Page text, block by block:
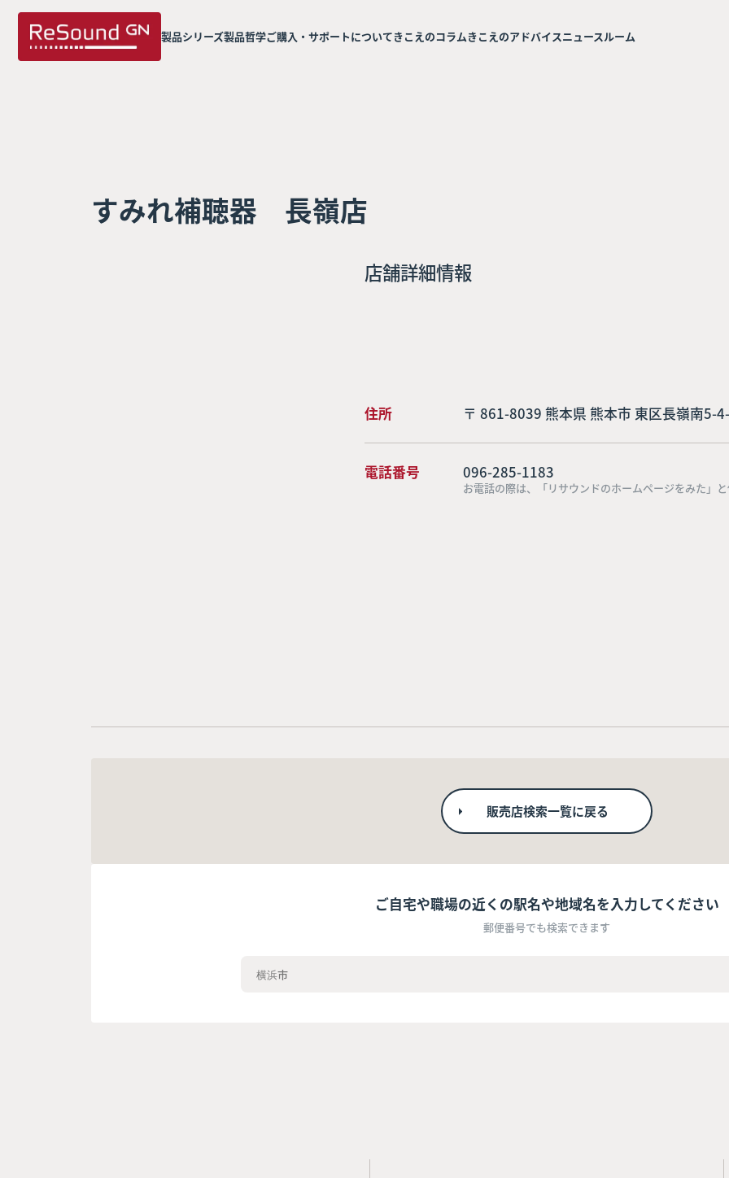
製品シリーズ製品哲学ご購入・サポートについてきこえのコラムきこえのアドバイスニュースルーム
すみれ補聴器 長嶺店
店舗詳細情報
住所 〒 861-8039 熊本県 熊本市 東区長嶺南5-
電話番号 096-285-1183
お電話の際は、「リサウンドのホームページをみた」
販売店検索一覧に戻る
ご自宅や職場の近くの駅名や地域名を入力してください
郵便番号でも検索できます